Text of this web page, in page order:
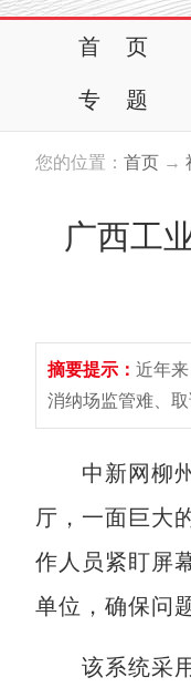
首 页
专 题
您的位置： 首页 →
广西工
摘要提示： 近年
消纳场监管难、
中新网柳州
厅，一面巨大
作人员紧盯屏
单位，确保问
该系统采用“